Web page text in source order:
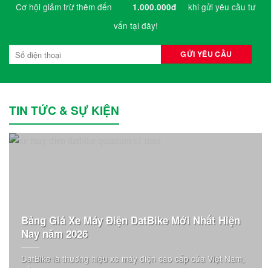
Cơ hội giảm trừ thêm đến
1.000.000đ
khi gửi yêu cầu tư
vấn tại đây!
TIN TỨC & SỰ KIỆN
Bảng Giá Xe Máy Điện DatBike Mới Nhất Hiện
Nay năm 2026
DatBike là thương hiệu xe máy điện cao cấp của Việt Nam,